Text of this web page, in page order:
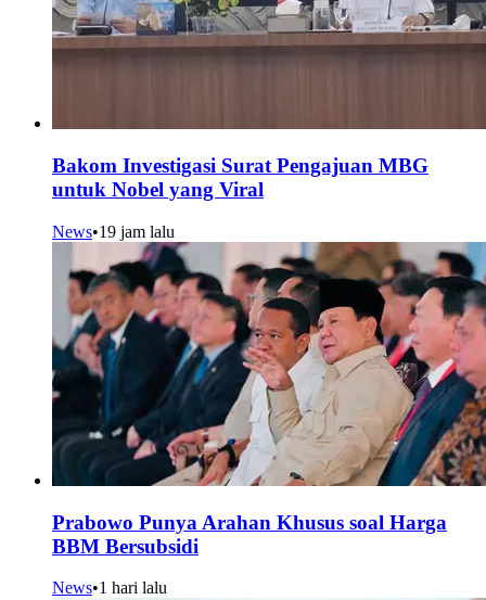
Bakom Investigasi Surat Pengajuan MBG
untuk Nobel yang Viral
News•19 jam lalu
Prabowo Punya Arahan Khusus soal Harga
BBM Bersubsidi
News•1 hari lalu